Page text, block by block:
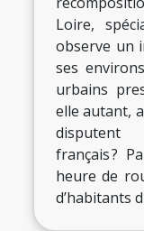
Loire,
observe un
ses
urbains
elle autant,
disputent
français ?
heure de
d’habitants